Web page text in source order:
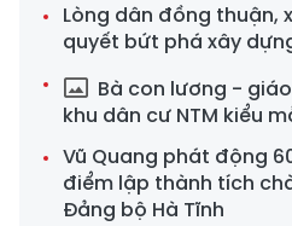
Lòng dân đồng thuận,
quyết bứt phá xây
Bà con lương -
khu dân cư NTM kiểu
Vũ Quang phát động
điểm lập thành tích
Đảng bộ Hà Tĩnh